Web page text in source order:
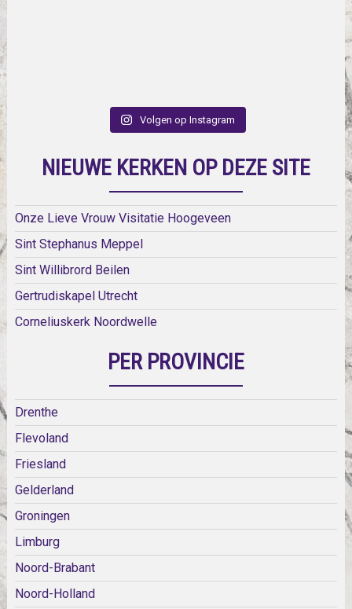
Volgen op Instagram
NIEUWE KERKEN OP DEZE SITE
Onze Lieve Vrouw Visitatie Hoogeveen
Sint Stephanus Meppel
Sint Willibrord Beilen
Gertrudiskapel Utrecht
Corneliuskerk Noordwelle
PER PROVINCIE
Drenthe
Flevoland
Friesland
Gelderland
Groningen
Limburg
Noord-Brabant
Noord-Holland